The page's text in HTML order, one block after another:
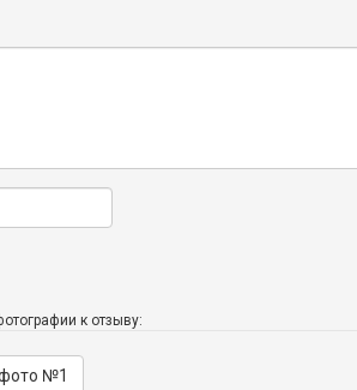
к отзыву:
№1